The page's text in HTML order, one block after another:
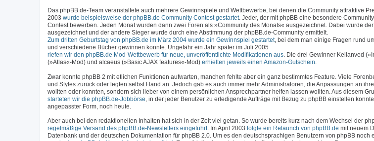
Das phpBB.de-Team veranstaltete auch mehrere Gewinnspiele und Wettbewerbe, bei denen die Community attraktive
2003 wurde beispielsweise der phpBB.de Community Contest gestartet. Jeder, der mit phpBB eine besondere
Contest bewerben. Jeden Monat wurden dann zwei Foren als »Community des Monats« ausgezeichnet. Dabei wurde
ausgezeichnet und der andere Sieger wurde durch eine Abstimmung der phpBB.de-Community ermittelt.
Zum dritten Geburtstag von phpBB.de im März 2004 wurde ein Gewinnspiel gestartet, bei dem man einige Fragen rund
und verschiedene Bücher gewinnen konnte. Ungefähr ein Jahr später im Juli 2005
riefen wir den phpBB.de Mod-Wettbewerb für neue, unveröffentlichte Modifikationen aus. Die drei Gewinner Kellanved
(»Atlas«-Mod) und alcaeus (»Basic AJAX features«-Mod) erhielten jeweils einen Amazon-Gutschein.
Zwar konnte phpBB 2 mit etlichen Funktionen aufwarten, manchen fehlte aber ein ganz bestimmtes Feature. Viele
und Styles zurück oder legten selbst Hand an. Jedoch gab es auch immer mehr Administratoren, die Anpassungen an
wollten oder konnten, sondern sich lieber von einem persönlichen Ansprechpartner helfen lassen wollten. Aus diesem
starteten wir die phpBB.de-Jobbörse , in der jeder Benutzer zu erledigende Aufträge mit Bezug zu phpBB einstellen
angepasster Form, noch heute.
Aber auch bei den redaktionellen Inhalten hat sich in der Zeit viel getan. So wurde bereits kurz nach dem Wechsel der
regelmäßige Versand des phpBB.de-Newsletters eingeführt. Im April 2003 folgte ein Relaunch von phpBB.de mit neuem
Datenbank und der deutschen Dokumentation für phpBB 2.0. Um es den deutschsprachigen Benutzern von phpBB noch